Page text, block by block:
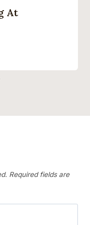
At
Required fields are